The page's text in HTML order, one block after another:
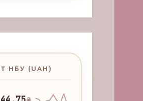
НБУ (UAH)